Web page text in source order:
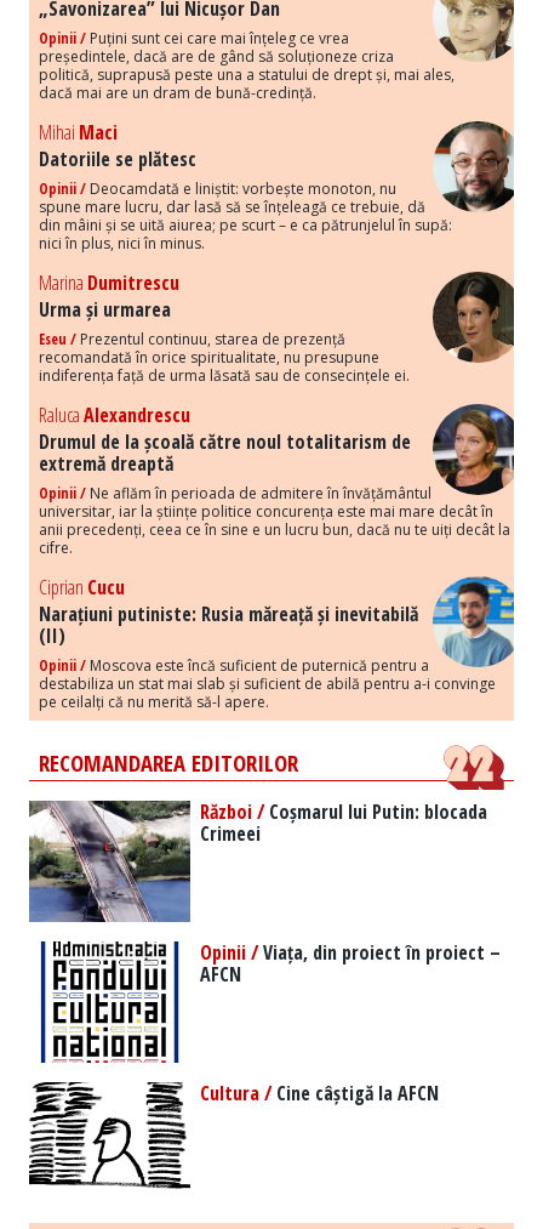
„Savonizarea” lui Nicușor Dan
Opinii / Puțini sunt cei care mai înțeleg ce vrea
președintele, dacă are de gând să soluționeze criza
politică, suprapusă peste una a statului de drept și, mai ales,
dacă mai are un dram de bună-credință.
Mihai Maci
Datoriile se plătesc
Opinii / Deocamdată e liniștit: vorbește monoton, nu
spune mare lucru, dar lasă să se înțeleagă ce trebuie, dă
din mâini și se uită aiurea; pe scurt – e ca pătrunjelul în supă:
nici în plus, nici în minus.
Marina Dumitrescu
Urma și urmarea
Eseu / Prezentul continuu, starea de prezență
recomandată în orice spiritualitate, nu presupune
indiferența față de urma lăsată sau de consecințele ei.
RalucaAlexandrescu
Drumul de la școală către noul totalitarism de
extremă dreaptă
Opinii / Ne aflăm în perioada de admitere în învățământul
universitar, iar la științe politice concurența este mai mare decât în
anii precedenți, ceea ce în sine e un lucru bun, dacă nu te uiți decât la
cifre.
Ciprian Cucu
Narațiuni putiniste: Rusia măreață și inevitabilă
(II)
Opinii / Moscova este încă suficient de puternică pentru a
destabiliza un stat mai slab și suficient de abilă pentru a-i convinge
pe ceilalți că nu merită să-l apere.
RECOMANDAREA EDITORILOR
Război /Coșmarul lui Putin: blocada
Crimeei
Opinii /Viața, din proiect în proiect –
AFCN
Cultura /Cine câștigă la AFCN